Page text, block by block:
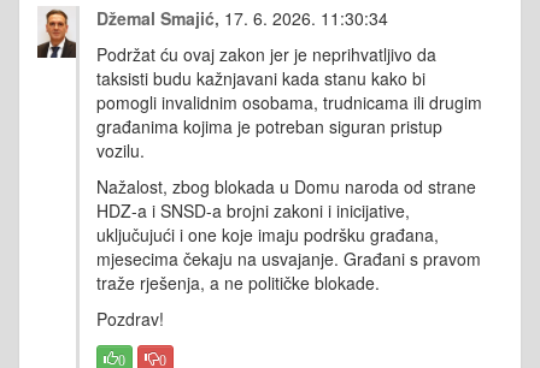
Džemal Smajić, 17. 6. 2026. 11:30:34
Podržat ću ovaj zakon jer je neprihvatljivo da
taksisti budu kažnjavani kada stanu kako bi
pomogli invalidnim osobama, trudnicama ili drugim
građanima kojima je potreban siguran pristup
vozilu.
Nažalost, zbog blokada u Domu naroda od strane
HDZ-a i SNSD-a brojni zakoni i inicijative,
uključujući i one koje imaju podršku građana,
mjesecima čekaju na usvajanje. Građani s pravom
traže rješenja, a ne političke blokade.
Pozdrav!
0 0